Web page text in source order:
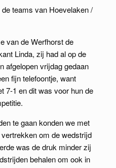
teams van Hoevelaken /
van de Werfhorst de
Linda, zij had al op de
afgelopen vrijdag gedaan
fijn telefoontje, want
7-1 en dit was voor hun de
te gaan konden we met
om de wedstrijd
was de druk minder zij
behalen om ook in